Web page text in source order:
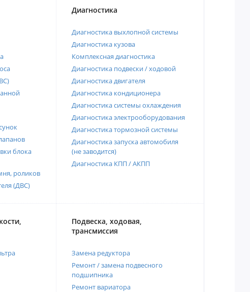
блока
роликов
(ДВС)
Диагностика
Диагностика выхлопной системы
Диагностика кузова
Комплексная диагностика
Диагностика подвески / ходовой
Диагностика двигателя
Диагностика кондиционера
Диагностика системы охлаждения
Диагностика электрооборудования
Диагностика тормозной системы
Диагностика запуска автомобиля
(не заводится)
Диагностика КПП / АКПП
Подвеска, ходовая,
трансмиссия
Замена редуктора
Ремонт / замена подвесного
подшипника
Ремонт вариатора